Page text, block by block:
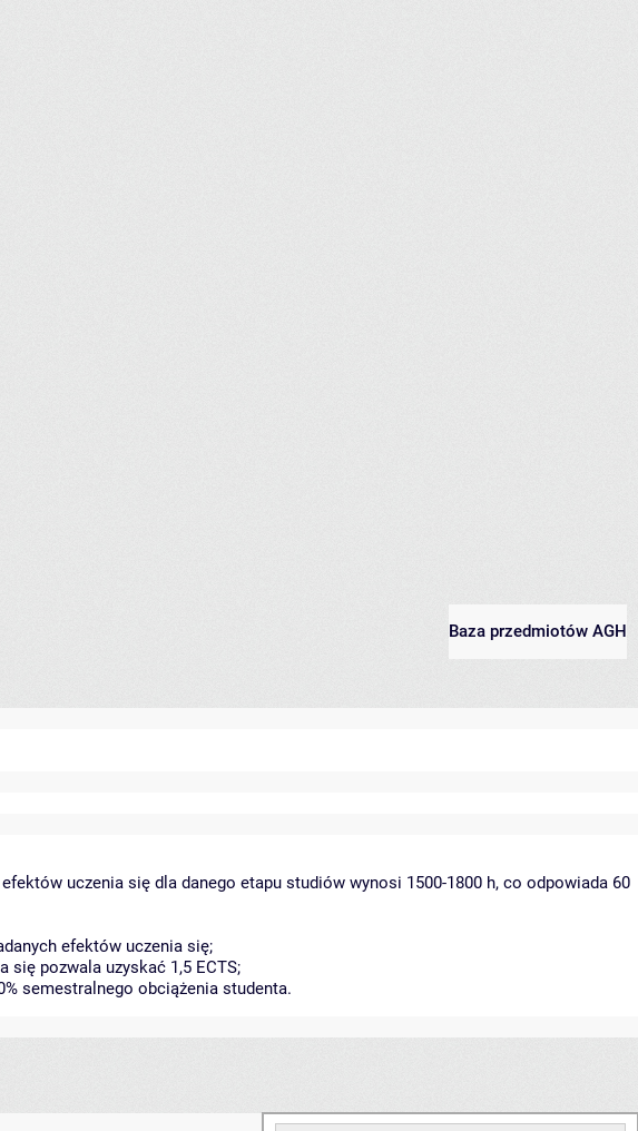
Baza przedmiotów AGH
uczenia się dla danego etapu studiów wynosi 1500-1800 h, co odpowiada 60
efektów uczenia się;
się pozwala uzyskać 1,5 ECTS;
semestralnego obciążenia studenta.